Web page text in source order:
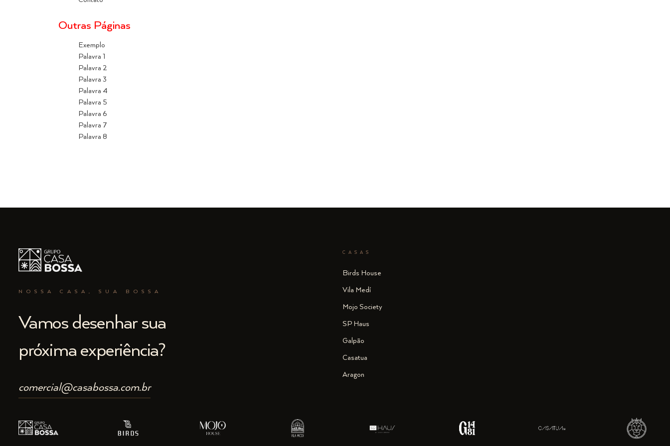
Outras Páginas
Exemplo
Palavra 1
Palavra 2
Palavra 3
Palavra 4
Palavra 5
Palavra 6
Palavra 7
Palavra 8
NOSSA CASA, SUA BOSSA
Vamos desenhar sua
próxima experiência?
comercial@casabossa.com.br
CASAS
Birds House
Vila Medí
Mojo Society
SP Haus
Galpão
Casatua
Aragon